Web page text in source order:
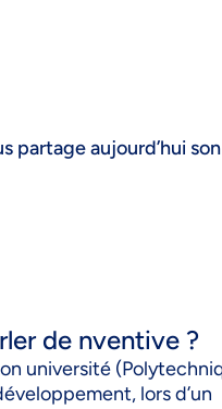
partage aujourd’hui
de nventive ?
université
lors d’un